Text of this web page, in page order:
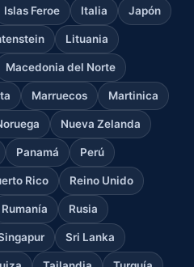
Islas Feroe Italia Japón
Lituania
Macedonia del Norte
Marruecos Martinica
Nueva Zelanda
Panamá Perú
Rico Reino Unido
Rumanía Rusia
Sri Lanka